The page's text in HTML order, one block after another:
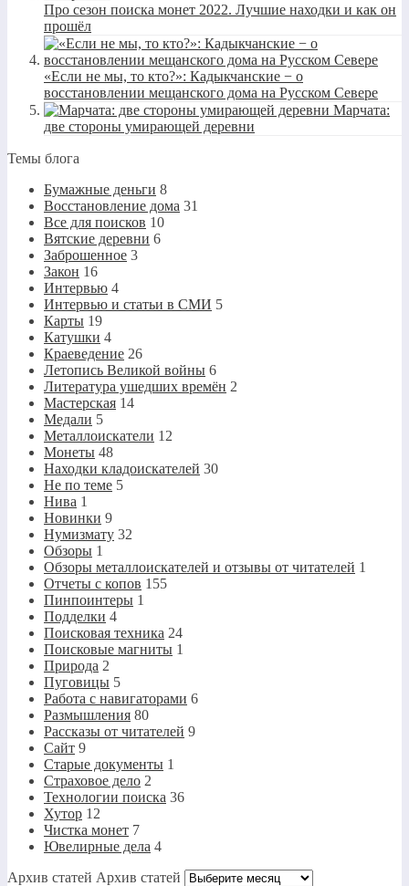
Про сезон поиска монет 2022. Лучшие находки и как он
прошёл
«Если не мы, то кто?»: Кадыкчанские − о
восстановлении мещанского дома на Русском Севере
Марчата:
две стороны умирающей деревни
Темы блога
Бумажные деньги 8
Восстановление дома 31
Все для поисков 10
Вятские деревни 6
Заброшенное 3
Закон 16
Интервью 4
Интервью и статьи в СМИ 5
Карты 19
Катушки 4
Краеведение 26
Летопись Великой войны 6
Литература ушедших времён 2
Мастерская 14
Медали 5
Металлоискатели 12
Монеты 48
Находки кладоискателей 30
Не по теме 5
Нива 1
Новинки 9
Нумизмату 32
Обзоры 1
Обзоры металлоискателей и отзывы от читателей 1
Отчеты с копов 155
Пинпоинтеры 1
Подделки 4
Поисковая техника 24
Поисковые магниты 1
Природа 2
Пуговицы 5
Работа с навигаторами 6
Размышления 80
Рассказы от читателей 9
Сайт 9
Старые документы 1
Страховое дело 2
Технологии поиска 36
Хутор 12
Чистка монет 7
Ювелирные дела 4
Архив статей Архив статей